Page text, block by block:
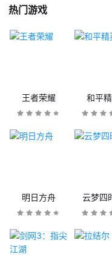
热门游戏
王者荣耀 和平
明日方舟 云梦四